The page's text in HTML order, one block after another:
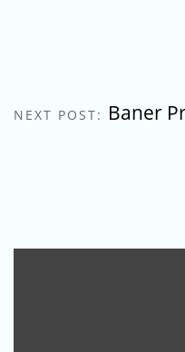
NEXT POST: Baner